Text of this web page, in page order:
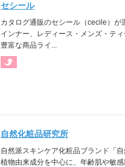
セシール
カタログ通販のセシール（cecile）が
インナー、レディース・メンズ・テ
豊富な商品ライ...
自然化粧品研究所
自然派スキンケア化粧品ブランド「
植物由来成分を中心に、年齢肌や敏